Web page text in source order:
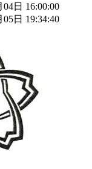
日 16:00:00
日 19:34:40